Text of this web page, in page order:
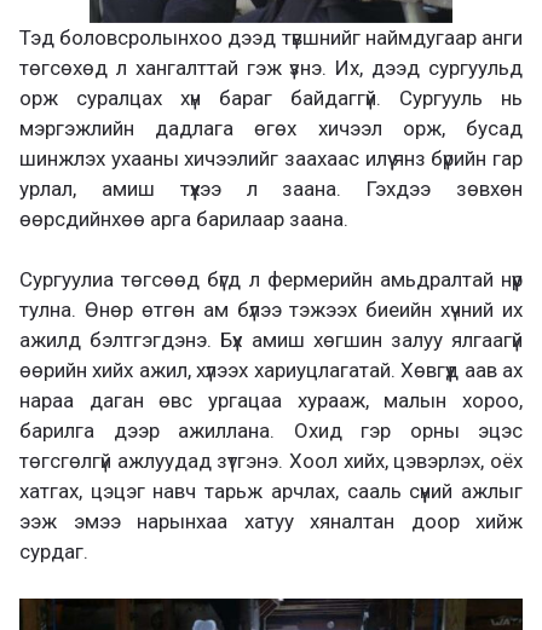
Тэд боловсролынхоо дээд түвшнийг наймдугаар анги
төгсөхөд л хангалттай гэж үзнэ. Их, дээд сургуульд
орж суралцах хүн бараг байдаггүй. Сургууль нь
мэргэжлийн дадлага өгөх хичээл орж, бусад
шинжлэх ухааны хичээлийг заахаас илүү янз бүрийн гар
урлал, амиш түүхээ л заана. Гэхдээ зөвхөн
өөрсдийнхөө арга барилаар заана.
Сургуулиа төгсөөд бүгд л фермерийн амьдралтай нүүр
тулна. Өнөр өтгөн ам бүлээ тэжээх биеийн хүчний их
ажилд бэлтгэгдэнэ. Бүх амиш хөгшин залуу ялгаагүй
өөрийн хийх ажил, хүлээх хариуцлагатай. Хөвгүүд аав ах
нараа даган өвс ургацаа хурааж, малын хороо,
барилга дээр ажиллана. Охид гэр орны эцэс
төгсгөлгүй ажлуудад зүтгэнэ. Хоол хийх, цэвэрлэх, оёх
хатгах, цэцэг навч тарьж арчлах, сааль сүүний ажлыг
ээж эмээ нарынхаа хатуу хяналтан доор хийж
сурдаг.